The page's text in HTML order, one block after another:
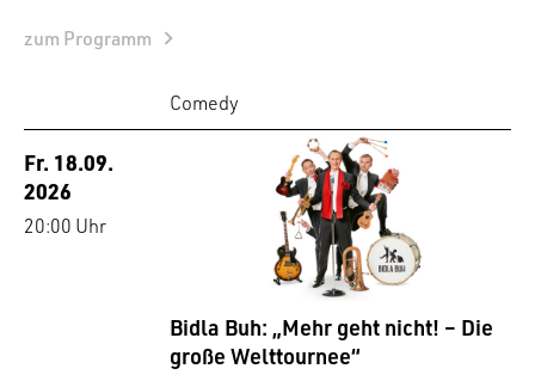
zum Programm
Comedy
Fr. 18.09.
2026
20:00 Uhr
Bidla Buh: „Mehr geht nicht! – Die
große Welttournee“